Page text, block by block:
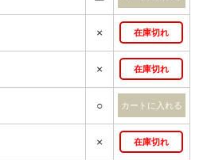
× 在庫切れ
× 在庫切れ
○
× 在庫切れ